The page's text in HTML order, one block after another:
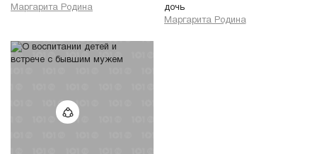
Маргарита Родина
дочь
Маргарита Родина